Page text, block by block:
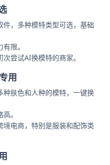
件，多种模特类型可选，基础
限。
尝试AI换模特的商家。
用
种肤色和人种的模特，一键换
。
境电商，特别是服装和配饰类